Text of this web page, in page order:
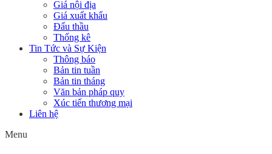
Giá nội địa
Giá xuất khẩu
Đấu thầu
Thống kê
Tin Tức và Sự Kiện
Thông báo
Bản tin tuần
Bản tin tháng
Văn bản pháp quy
Xúc tiến thương mại
Liên hệ
Menu